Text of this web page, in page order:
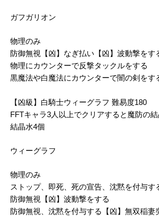
ガフガリオン
物理のみ
防御無視【凶】なぎ払い【凶】波動撃をす
物理にカウンターで反撃タックルをする
黒魔法や白魔法にカウンターで闇の剣をす
【凶級】白騎士ウィーグラフ 難易度180
FFTキャラ3人以上でクリアすると魔防の
結晶水4個
ウィーグラフ
物理のみ
ストップ、即死、死の宣告、沈黙を付与す
防御無視【凶】波動撃をする
防御無視、沈黙を付与する【凶】無双稲妻